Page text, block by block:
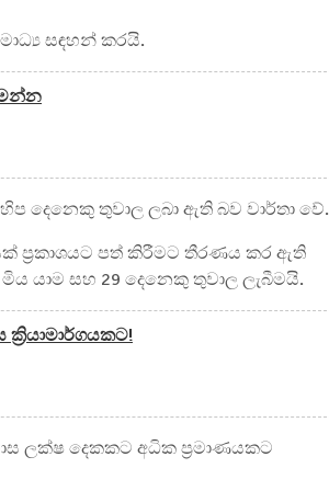
සඳහන් කරයි.
දෙනෙකු තුවාල ලබා ඇති බව වාර්තා වේ.
ප්‍රකාශයට පත් කිරීමට තීරණය කර ඇති
යාම සහ 29 දෙනෙකු තුවාල ලැබීමයි.
ලක්ෂ දෙකකට අධික ප්‍රමාණයකට